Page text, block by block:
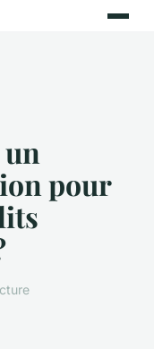
pour